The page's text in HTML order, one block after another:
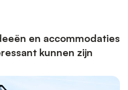
en accommodaties
kunnen zijn